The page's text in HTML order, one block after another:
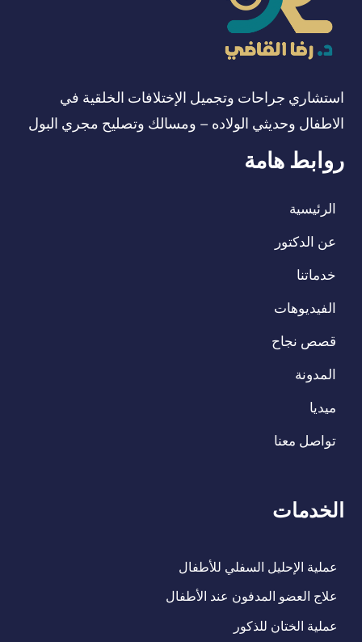
الخدمات
عملية الإحليل السفلي للأطفال
علاج العضو المدفون عند الأطفال
عملية الختان للذكور
روابط هامة
الرئيسية
عن الدكتور
خدماتنا
الفيديوهات
قصص نجاح
المدونة
ميديا
تواصل معنا
استشاري جراحات وتجميل الإختلافات الخلقية في
الاطفال وحديثي الولاده – ومسالك وتصليح مجري البول